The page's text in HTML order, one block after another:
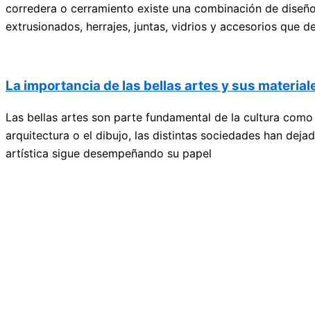
corredera o cerramiento existe una combinación de
extrusionados, herrajes, juntas, vidrios y accesorios que
La importancia de las bellas artes y sus
Las bellas artes son parte fundamental de la cultura
arquitectura o el dibujo, las distintas sociedades han
artística sigue desempeñando su papel